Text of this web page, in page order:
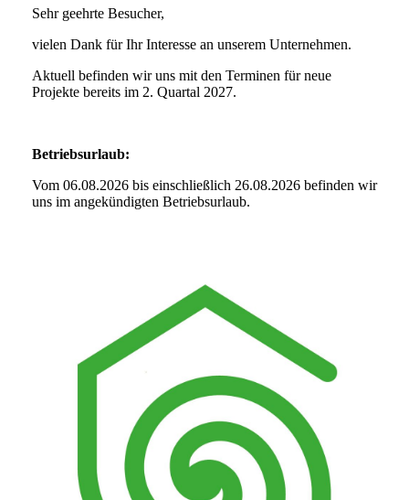
Sehr geehrte Besucher,
vielen Dank für Ihr Interesse an unserem Unternehmen.
Aktuell befinden wir uns mit den Terminen für neue
Projekte bereits im 2. Quartal 2027.
Betriebsurlaub:
Vom 06.08.2026 bis einschließlich 26.08.2026 befinden wir
uns im angekündigten Betriebsurlaub.